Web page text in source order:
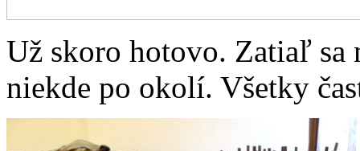
Už skoro hotovo. Zatiaľ sa
niekde po okolí. Všetky